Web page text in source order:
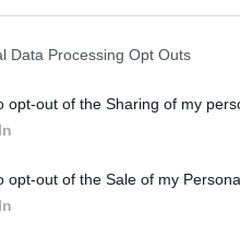
Data Processing Opt Outs
opt-out of the Sharing of my
opt-out of the Sale of my
razem jednak wydawca
Szacowany czas takowej
początku przerażać,
też wyżywienie,
istnieje ryzyko
wybyć na turniej niezależnie.